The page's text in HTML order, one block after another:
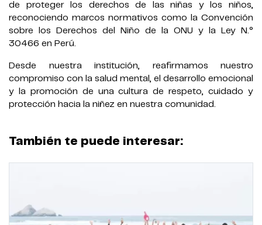
de proteger los derechos de las niñas y los niños,
reconociendo marcos normativos como la Convención
sobre los Derechos del Niño de la ONU y la Ley N.°
30466 en Perú.
Desde nuestra institución, reafirmamos nuestro
compromiso con la salud mental, el desarrollo emocional
y la promoción de una cultura de respeto, cuidado y
protección hacia la niñez en nuestra comunidad.
También te puede interesar: